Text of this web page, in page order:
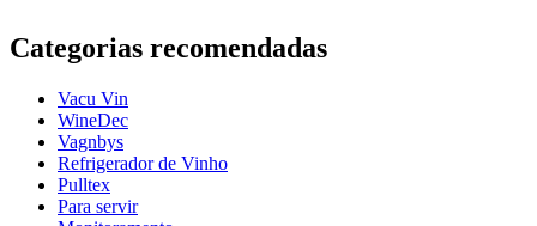
Número do produto613133
Dimensões (LxAxP cm)
Peso (kg)
Altura (cm)42
Largura (cm)
profundidade (cm)
Categorias recomendadas
Vacu Vin
WineDec
Vagnbys
Refrigerador de Vinho
Pulltex
Para servir